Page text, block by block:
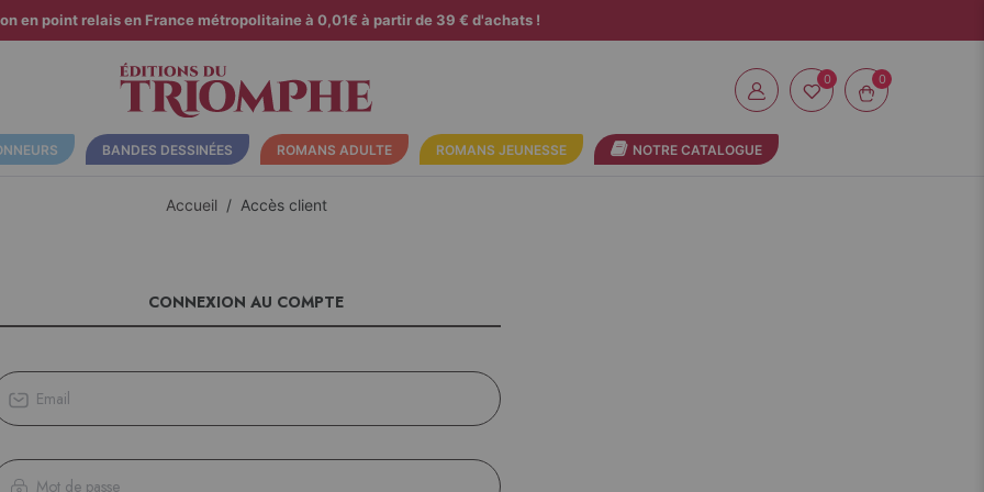
en point relais en France métropolitaine à 0,01€ à partir de 39 € d'achats !
0
BANDES DESSINÉES ROMANS ADULTE ROMANS JEUNESSE NOTRE CATALOGUE
Accueil Accès client
CONNEXION AU COMPTE